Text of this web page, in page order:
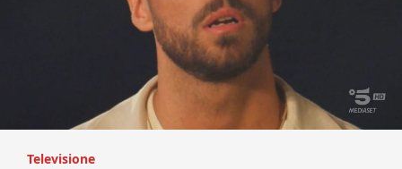
Televisione